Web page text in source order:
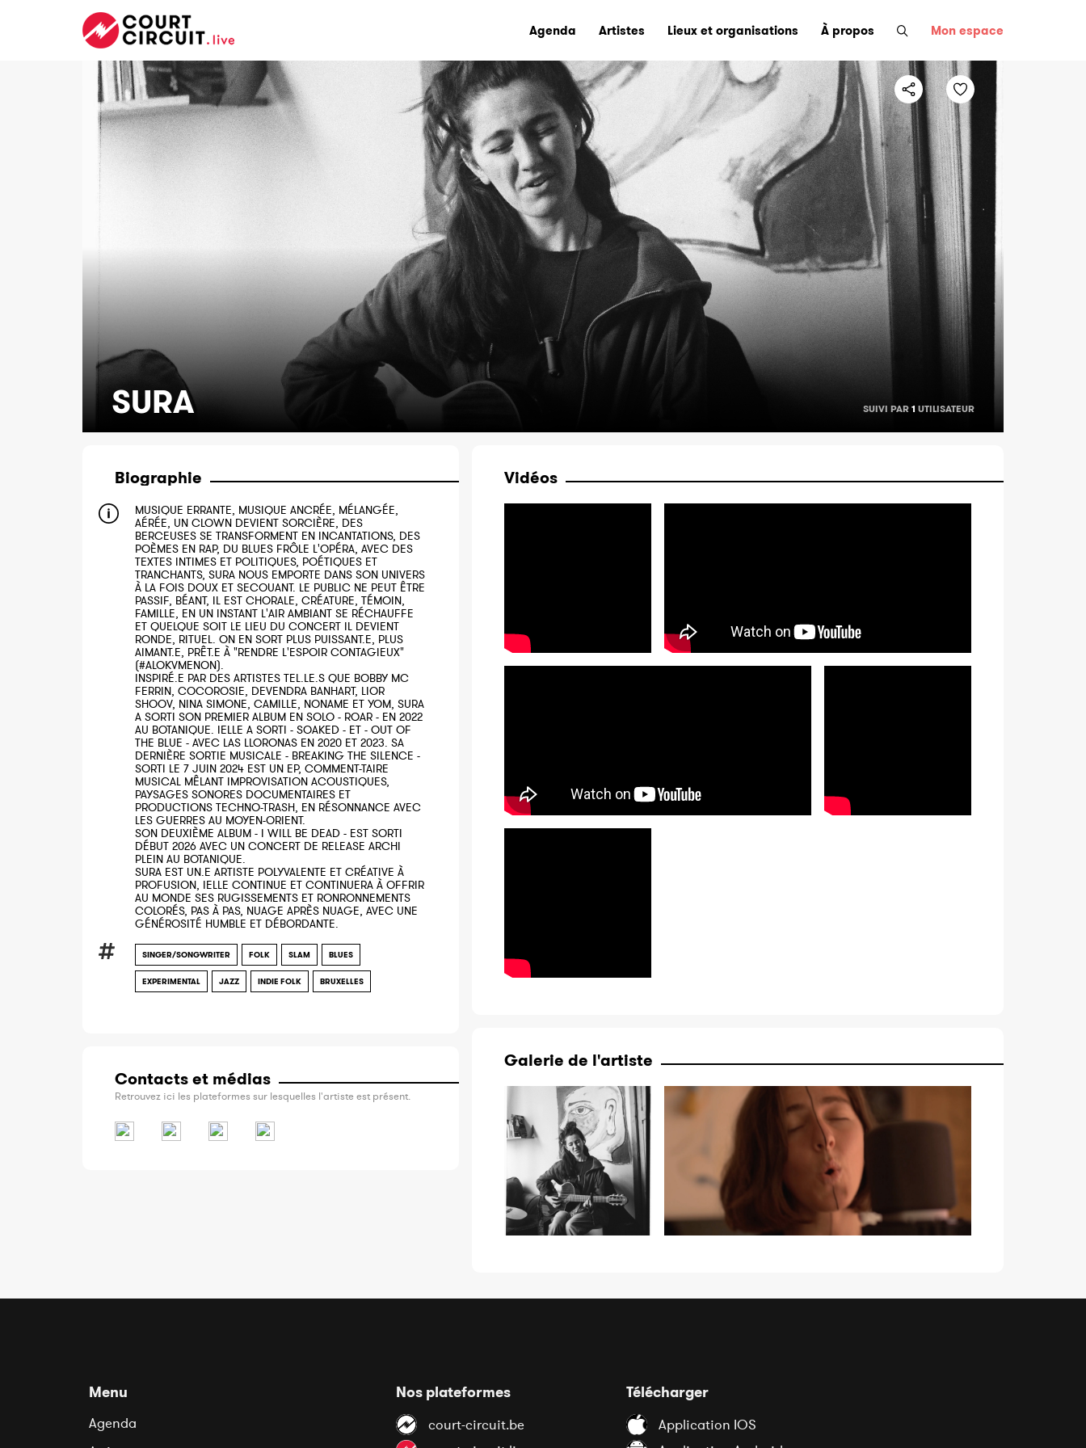
Agenda Artistes Lieux et organisations À propos Mon espace
SURA SUIVI PAR 1 UTILISATEUR
Biographie
MUSIQUE ERRANTE, MUSIQUE ANCRÉE, MÉLANGÉE,
AÉRÉE, UN CLOWN DEVIENT SORCIÈRE, DES
BERCEUSES SE TRANSFORMENT EN INCANTATIONS, DES
POÈMES EN RAP, DU BLUES FRÔLE L'OPÉRA, AVEC DES
TEXTES INTIMES ET POLITIQUES, POÉTIQUES ET
TRANCHANTS, SURA NOUS EMPORTE DANS SON UNIVERS
À LA FOIS DOUX ET SECOUANT. LE PUBLIC NE PEUT ÊTRE
PASSIF, BÉANT, IL EST CHORALE, CRÉATURE, TÉMOIN,
FAMILLE, EN UN INSTANT L'AIR AMBIANT SE RÉCHAUFFE
ET QUELQUE SOIT LE LIEU DU CONCERT IL DEVIENT
RONDE, RITUEL. ON EN SORT PLUS PUISSANT.E, PLUS
AIMANT.E, PRÊT.E À "RENDRE L'ESPOIR CONTAGIEUX"
(#ALOKVMENON).
INSPIRÉ.E PAR DES ARTISTES TEL.LE.S QUE BOBBY MC
FERRIN, COCOROSIE, DEVENDRA BANHART, LIOR
SHOOV, NINA SIMONE, CAMILLE, NONAME ET YOM, SURA
A SORTI SON PREMIER ALBUM EN SOLO - ROAR - EN 2022
AU BOTANIQUE. IELLE A SORTI - SOAKED - ET - OUT OF
THE BLUE - AVEC LAS LLORONAS EN 2020 ET 2023. SA
DERNIÈRE SORTIE MUSICALE - BREAKING THE SILENCE -
SORTI LE 7 JUIN 2024 EST UN EP, COMMENT-TAIRE
MUSICAL MÊLANT IMPROVISATION ACOUSTIQUES,
PAYSAGES SONORES DOCUMENTAIRES ET
PRODUCTIONS TECHNO-TRASH, EN RÉSONNANCE AVEC
LES GUERRES AU MOYEN-ORIENT.
SON DEUXIÈME ALBUM - I WILL BE DEAD - EST SORTI
DÉBUT 2026 AVEC UN CONCERT DE RELEASE ARCHI
PLEIN AU BOTANIQUE.
SURA EST UN.E ARTISTE POLYVALENTE ET CRÉATIVE À
PROFUSION, IELLE CONTINUE ET CONTINUERA À OFFRIR
AU MONDE SES RUGISSEMENTS ET RONRONNEMENTS
COLORÉS, PAS À PAS, NUAGE APRÈS NUAGE, AVEC UNE
GÉNÉROSITÉ HUMBLE ET DÉBORDANTE.
SINGER/SONGWRITER FOLK SLAM BLUES
EXPERIMENTAL JAZZ INDIE FOLK BRUXELLES
Contacts et médias
Retrouvez ici les plateformes sur lesquelles l'artiste est présent.
Vidéos
Galerie de l'artiste
Menu
Agenda
Nos plateformes
court-circuit.be
Télécharger
Application IOS